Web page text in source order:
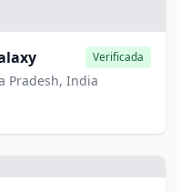
Verificada
Pradesh, India